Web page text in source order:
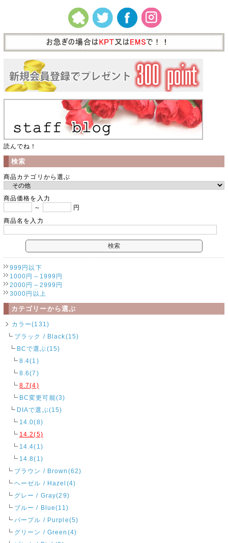
読んでね！
検索
商品カテゴリから選ぶ
商品価格を入力
～
円
商品名を入力
999円以下
1000円～1999円
2000円～2999円
3000円以上
カテゴリーから選ぶ
カラー(131)
ブラック / Black(15)
BCで選ぶ(15)
8.4(1)
8.6(7)
8.7(4)
BC変更可能(3)
DIAで選ぶ(15)
14.0(8)
14.2(5)
14.4(1)
14.8(1)
ブラウン / Brown(62)
ヘーゼル / Hazel(4)
グレー / Gray(29)
ブルー / Blue(11)
パープル / Purple(5)
グリーン / Green(4)